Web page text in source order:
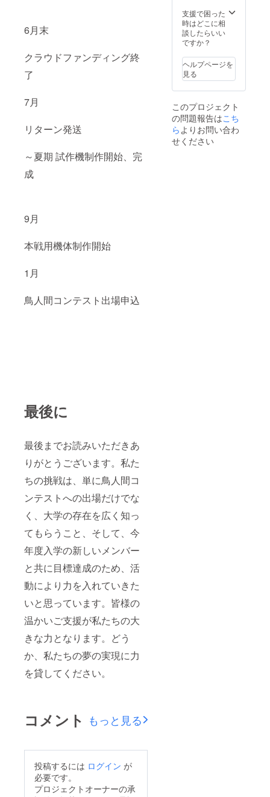
6月末
クラウドファンディング終
了
7月
リターン発送
～夏期 試作機制作開始、完
成
9月
本戦用機体制作開始
1月
鳥人間コンテスト出場申込
最後に
最後までお読みいただきあ
りがとうございます。私た
ちの挑戦は、単に鳥人間コ
ンテストへの出場だけでな
く、大学の存在を広く知っ
てもらうこと、そして、今
年度入学の新しいメンバー
と共に目標達成のため、活
動により力を入れていきた
いと思っています。皆様の
温かいご支援が私たちの大
きな力となります。どう
か、私たちの夢の実現に力
を貸してください。
コメント もっと見る
投稿するには ログイン が
必要です。
プロジェクトオーナーの承
支援で困った
時はどこに相
談したらいい
ですか？
ヘルプページを
見る
このプロジェクト
の問題報告はこち
らよりお問い合わ
せください